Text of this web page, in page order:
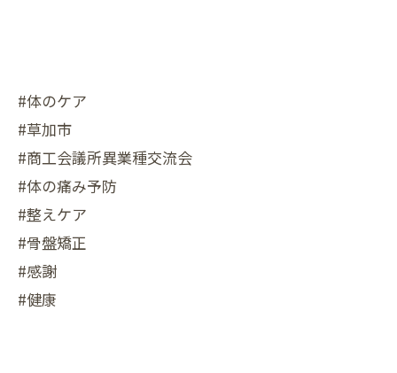
#体のケア
#草加市
#商工会議所異業種交流会
#体の痛み予防
#整えケア
#骨盤矯正
#感謝
#健康